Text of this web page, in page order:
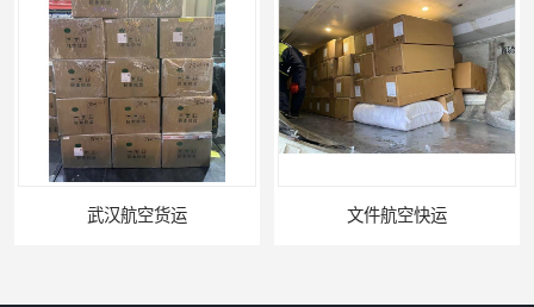
武汉航空货运 文件航空快运